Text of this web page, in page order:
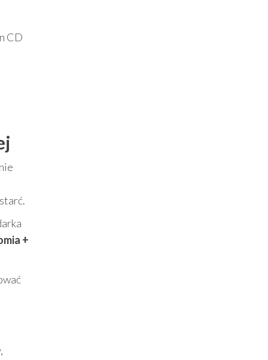
CD
+